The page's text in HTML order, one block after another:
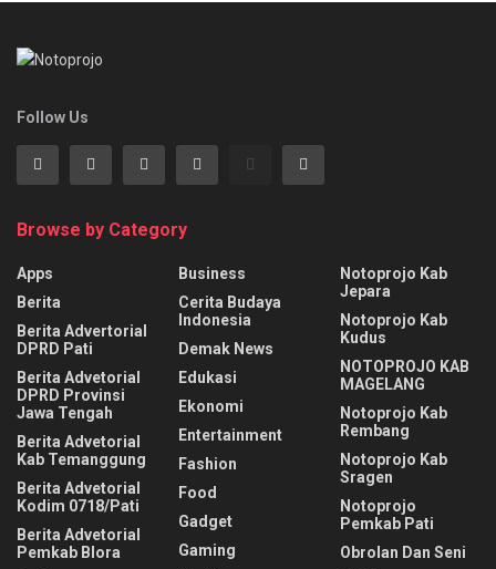
Follow Us
Browse by Category
Apps
Berita
Berita Advertorial
DPRD Pati
Berita Advetorial
DPRD Provinsi
Jawa Tengah
Berita Advetorial
Kab Temanggung
Berita Advetorial
Kodim 0718/Pati
Berita Advetorial
Pemkab Blora
Business
Cerita Budaya
Indonesia
Demak News
Edukasi
Ekonomi
Entertainment
Fashion
Food
Gadget
Gaming
Notoprojo Kab
Jepara
Notoprojo Kab
Kudus
NOTOPROJO KAB
MAGELANG
Notoprojo Kab
Rembang
Notoprojo Kab
Sragen
Notoprojo
Pemkab Pati
Obrolan Dan Seni